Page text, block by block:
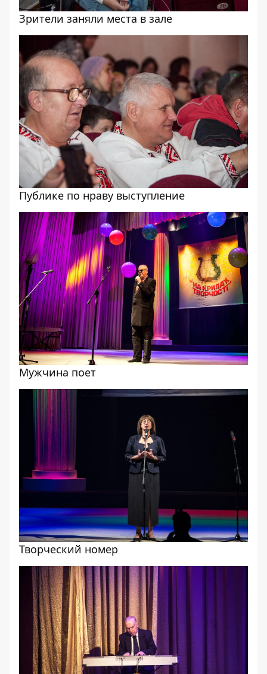
Зрители заняли места в зале
Публике по нраву выступление
Мужчина поет
Творческий номер